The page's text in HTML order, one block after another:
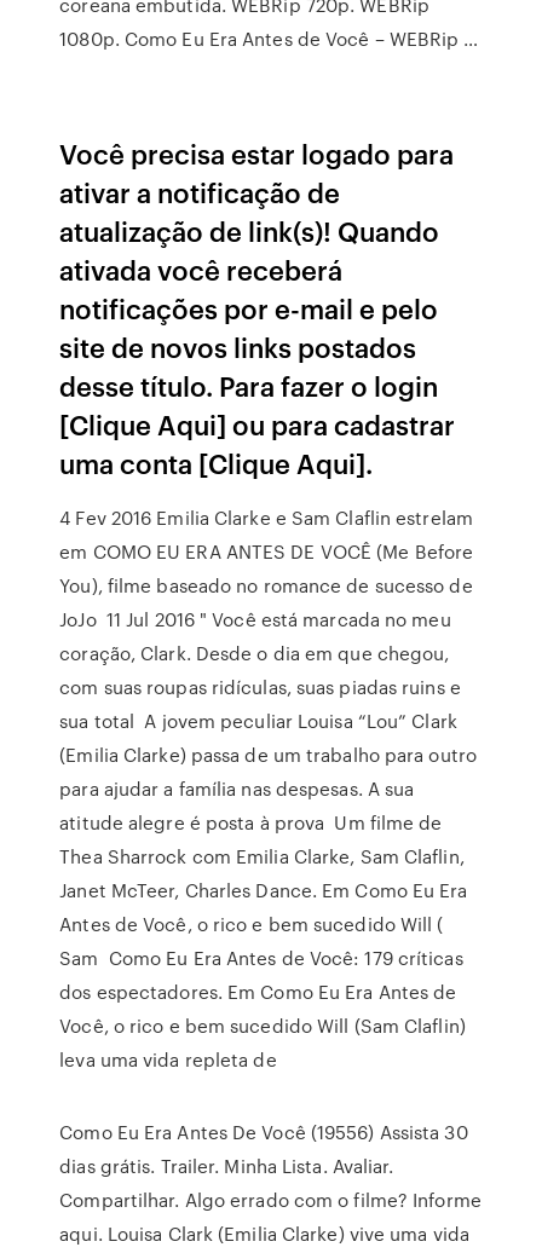
1080p. Como Eu Era Antes de Você – WEBRip …
Você precisa estar logado para
ativar a notificação de
atualização de link(s)! Quando
ativada você receberá
notificações por e-mail e pelo
site de novos links postados
desse título. Para fazer o login
[Clique Aqui] ou para cadastrar
uma conta [Clique Aqui].
4 Fev 2016 Emilia Clarke e Sam Claflin estrelam
em COMO EU ERA ANTES DE VOCÊ (Me Before
You), filme baseado no romance de sucesso de
JoJo 11 Jul 2016 " Você está marcada no meu
coração, Clark. Desde o dia em que chegou,
com suas roupas ridículas, suas piadas ruins e
sua total A jovem peculiar Louisa “Lou” Clark
(Emilia Clarke) passa de um trabalho para outro
para ajudar a família nas despesas. A sua
atitude alegre é posta à prova Um filme de
Thea Sharrock com Emilia Clarke, Sam Claflin,
Janet McTeer, Charles Dance. Em Como Eu Era
Antes de Você, o rico e bem sucedido Will (
Sam Como Eu Era Antes de Você: 179 críticas
dos espectadores. Em Como Eu Era Antes de
Você, o rico e bem sucedido Will (Sam Claflin)
leva uma vida repleta de
Como Eu Era Antes De Você (19556) Assista 30
dias grátis. Trailer. Minha Lista. Avaliar.
Compartilhar. Algo errado com o filme? Informe
aqui. Louisa Clark (Emilia Clarke) vive uma vida